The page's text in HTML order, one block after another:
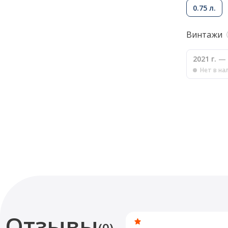
0.75 л.
Винтажи
2021 г. —
Нет в